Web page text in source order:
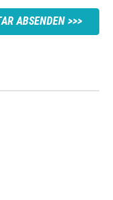
ABSENDEN